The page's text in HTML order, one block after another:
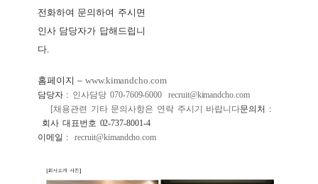
전화하여 문의하여 주시면
인사 담당자가 답해드립니
다
홈페이지 – www.kimandcho.com
담당자 : 인사담당 070-7609-6000
recruit@kimandcho.com
채용관련 기타 문의사항은 연락 주시기 바랍니다문의처 :
회사 대표번호 02-737-8001-4
이메일 : recruit@kimandcho.com